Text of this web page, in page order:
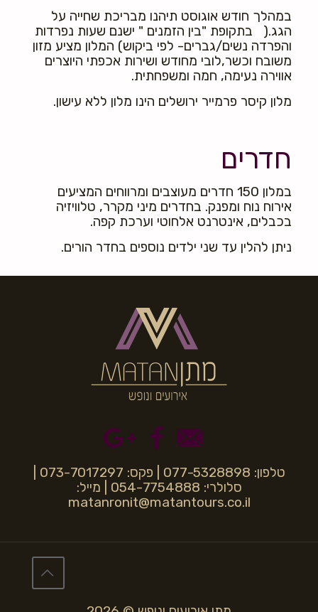
במהלך חודש אוגוסט תיהנו מבריכת שחייה על
הגג.( בתקופת "בין הזמנים " ישנם שעות נפרדות
והפרדה נשים/גברים- לפי ביקוש) המלון מציע מזון
משובח וכשר,לובי מחודש ושירות אכפתי היוצרים
אווירה נעימה, חמה ומשפחתית.
מלון קיסר פרמייר ירושלים הינו מלון ללא עישון.
חדרים
במלון 150 חדרים מעוצבים ומרווחים המציעים
אירוח נוח ומפנק. בחדרים מיני מקרר, טלוויזיה
בכבלים, אינטרנט אלחוטי וערכת קפה.
ניתן להלין עד שני ילדים נוספים בחדר הורים.
סלולרי: 054-7754888 | מייל:
matanronit@matantours.co.il